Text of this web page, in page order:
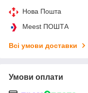
Нова Пошта
Meest ПОШТА
Всі умови доставки
Умови оплати